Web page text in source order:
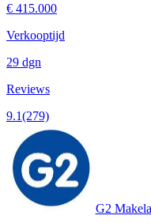
€ 415.000
Verkooptijd
29 dgn
Reviews
9.1(279)
G2